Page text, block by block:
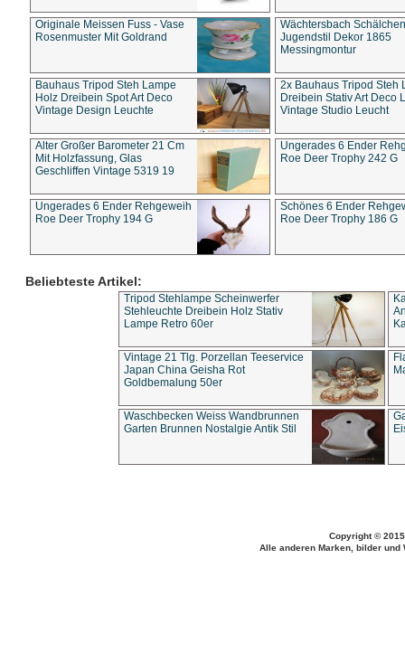
Originale Meissen Fuss - Vase
Rosenmuster Mit Goldrand
Wächtersbach Schälchen
Jugendstil Dekor 1865
Messingmontur
Bauhaus Tripod Steh Lampe
Holz Dreibein Spot Art Deco
Vintage Design Leuchte
2x Bauhaus Tripod Steh
Dreibein Stativ Art Deco
Vintage Studio Leucht
Alter Großer Barometer 21 Cm
Mit Holzfassung, Glas
Geschliffen Vintage 5319 19
Ungerades 6 Ender
Roe Deer Trophy 242 G
Ungerades 6 Ender Rehgeweih
Roe Deer Trophy 194 G
Schönes 6 Ender
Roe Deer Trophy 186 G
Beliebteste Artikel:
Tripod Stehlampe Scheinwerfer
Stehleuchte Dreibein Holz Stativ
Lampe Retro 60er
Vintage 21 Tlg. Porzellan Teeservice
Japan China Geisha Rot
Goldbemalung 50er
Waschbecken Weiss Wandbrunnen
Garten Brunnen Nostalgie Antik Stil
Copyright ©
Alle anderen Marken, bilder und